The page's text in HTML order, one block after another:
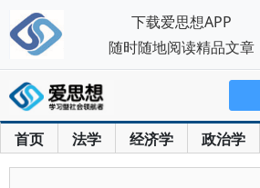
首页 法学 经济学 政治学
下载爱思想APP
随时随地阅读精品文章